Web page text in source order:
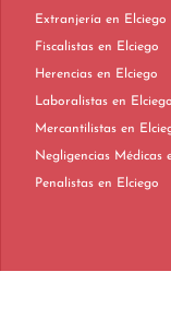
Extranjería en Elciego
Fiscalistas en Elciego
Herencias en Elciego
Laboralistas en Elciego
Mercantilistas en
Penalistas en Elciego